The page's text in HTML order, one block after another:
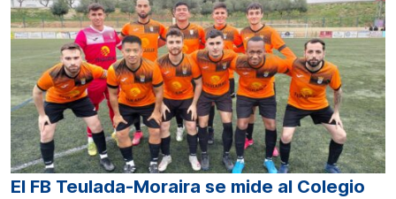
El FB Teulada-Moraira se mide al Colegio